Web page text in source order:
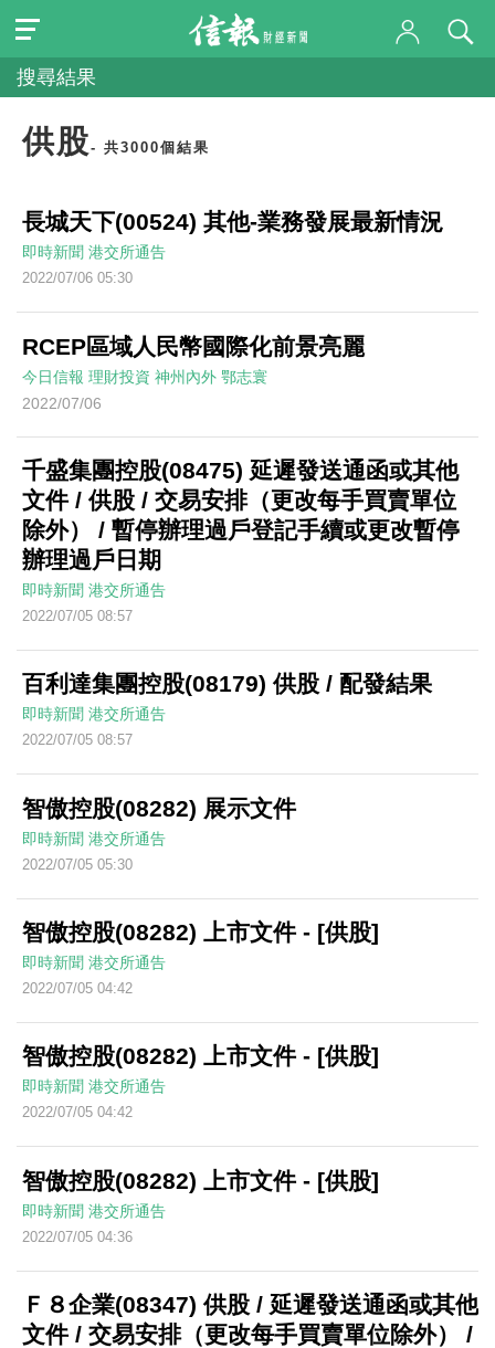
搜尋結果
供股- 共3000個結果
長城天下(00524) 其他-業務發展最新情況
即時新聞 港交所通告
2022/07/06 05:30
RCEP區域人民幣國際化前景亮麗
今日信報 理財投資 神州內外 鄂志寰
2022/07/06
千盛集團控股(08475) 延遲發送通函或其他
文件 / 供股 / 交易安排（更改每手買賣單位
除外） / 暫停辦理過戶登記手續或更改暫停
辦理過戶日期
即時新聞 港交所通告
2022/07/05 08:57
百利達集團控股(08179) 供股 / 配發結果
即時新聞 港交所通告
2022/07/05 08:57
智傲控股(08282) 展示文件
即時新聞 港交所通告
2022/07/05 05:30
智傲控股(08282) 上市文件 - [供股]
即時新聞 港交所通告
2022/07/05 04:42
智傲控股(08282) 上市文件 - [供股]
即時新聞 港交所通告
2022/07/05 04:42
智傲控股(08282) 上市文件 - [供股]
即時新聞 港交所通告
2022/07/05 04:36
Ｆ８企業(08347) 供股 / 延遲發送通函或其他
文件 / 交易安排（更改每手買賣單位除外） /